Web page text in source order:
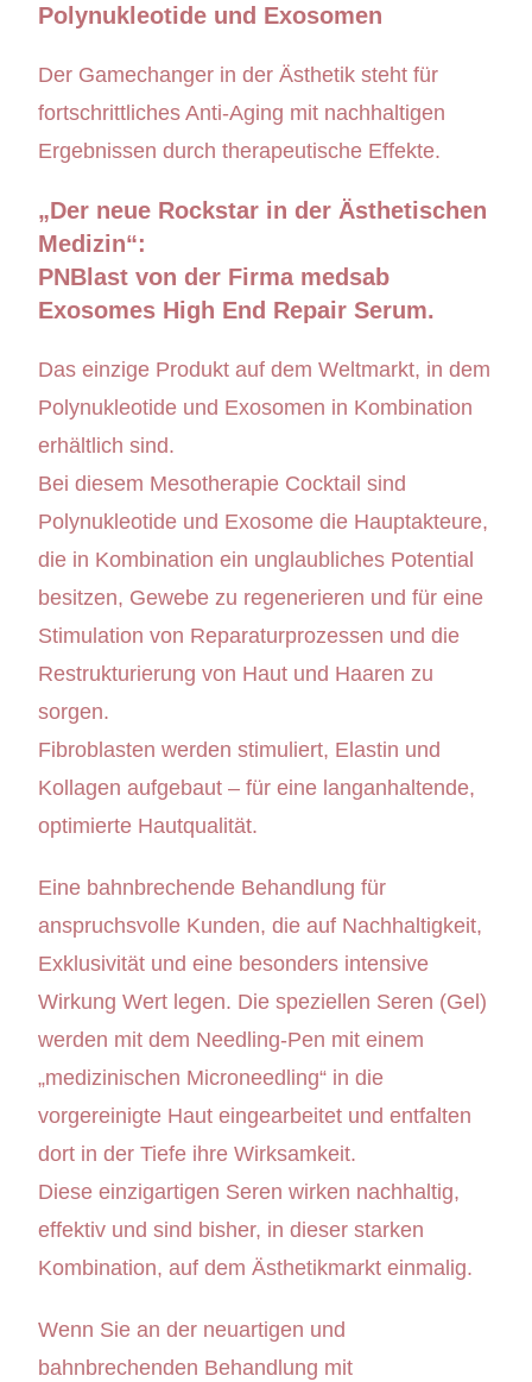
Polynukleotide und Exosomen
Der Gamechanger in der Ästhetik steht für
fortschrittliches Anti-Aging mit nachhaltigen
Ergebnissen durch therapeutische Effekte.
„Der neue Rockstar in der Ästhetischen
Medizin“:
PNBlast von der Firma medsab
Exosomes High End Repair Serum.
Das einzige Produkt auf dem Weltmarkt, in dem
Polynukleotide und Exosomen in Kombination
erhältlich sind.
Bei diesem Mesotherapie Cocktail sind
Polynukleotide und Exosome die Hauptakteure,
die in Kombination ein unglaubliches Potential
besitzen, Gewebe zu regenerieren und für eine
Stimulation von Reparaturprozessen und die
Restrukturierung von Haut und Haaren zu
sorgen.
Fibroblasten werden stimuliert, Elastin und
Kollagen aufgebaut – für eine langanhaltende,
optimierte Hautqualität.
Eine bahnbrechende Behandlung für
anspruchsvolle Kunden, die auf Nachhaltigkeit,
Exklusivität und eine besonders intensive
Wirkung Wert legen. Die speziellen Seren (Gel)
werden mit dem Needling-Pen mit einem
„medizinischen Microneedling“ in die
vorgereinigte Haut eingearbeitet und entfalten
dort in der Tiefe ihre Wirksamkeit.
Diese einzigartigen Seren wirken nachhaltig,
effektiv und sind bisher, in dieser starken
Kombination, auf dem Ästhetikmarkt einmalig.
Wenn Sie an der neuartigen und
bahnbrechenden Behandlung mit